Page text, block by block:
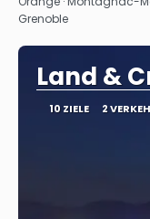
Grenoble
Land &
10 ZIELE 2